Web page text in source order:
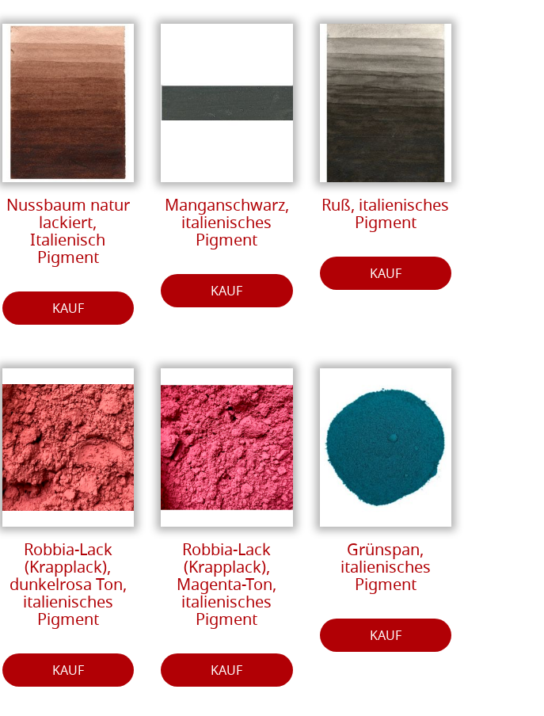
Nussbaum natur
lackiert,
Italienisch
Pigment
KAUF
Manganschwarz,
italienisches
Pigment
KAUF
Ruß, italienisches
Pigment
KAUF
Robbia-Lack
(Krapplack),
dunkelrosa Ton,
italienisches
Pigment
KAUF
Robbia-Lack
(Krapplack),
Magenta-Ton,
italienisches
Pigment
KAUF
Grünspan,
italienisches
Pigment
KAUF